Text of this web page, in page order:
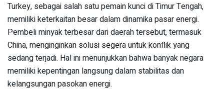
Turkey, sebagai salah satu pemain kunci di Timur Tengah,
memiliki keterkaitan besar dalam dinamika pasar energi.
Pembeli minyak terbesar dari daerah tersebut, termasuk
China, menginginkan solusi segera untuk konflik yang
sedang terjadi. Hal ini menunjukkan bahwa banyak negara
memiliki kepentingan langsung dalam stabilitas dan
kelangsungan pasokan energi.